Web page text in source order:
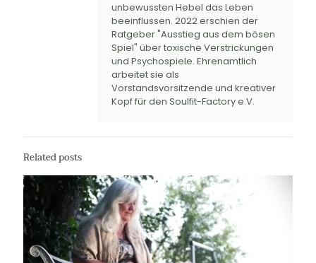
unbewussten Hebel das Leben
beeinflussen. 2022 erschien der
Ratgeber "Ausstieg aus dem bösen
Spiel" über toxische Verstrickungen
und Psychospiele. Ehrenamtlich
arbeitet sie als
Vorstandsvorsitzende und kreativer
Kopf für den Soulfit-Factory e.V.
Related posts